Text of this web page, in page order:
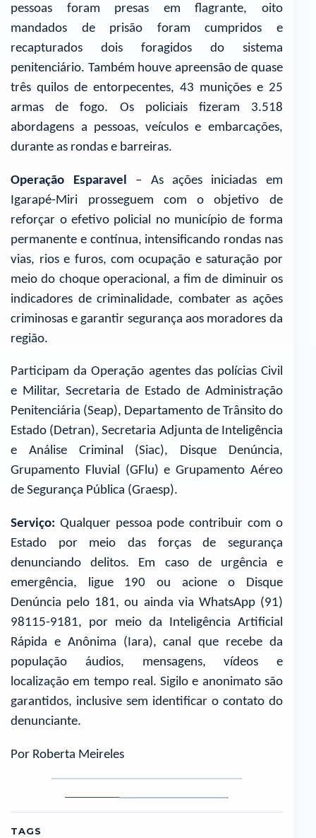
pessoas foram presas em flagrante, oito
mandados de prisão foram cumpridos e
recapturados dois foragidos do sistema
penitenciário. Também houve apreensão de quase
três quilos de entorpecentes, 43 munições e 25
armas de fogo. Os policiais fizeram 3.518
abordagens a pessoas, veículos e embarcações,
durante as rondas e barreiras.
Operação Esparavel
– As ações iniciadas em
Igarapé-Miri prosseguem com o objetivo de
reforçar o efetivo policial no município de forma
permanente e contínua, intensificando rondas nas
vias, rios e furos, com ocupação e saturação por
meio do choque operacional, a fim de diminuir os
indicadores de criminalidade, combater as ações
criminosas e garantir segurança aos moradores da
região.
Participam da Operação agentes das polícias Civil
e Militar, Secretaria de Estado de Administração
Penitenciária (Seap), Departamento de Trânsito do
Estado (Detran), Secretaria Adjunta de Inteligência
e Análise Criminal (Siac), Disque Denúncia,
Grupamento Fluvial (GFlu) e Grupamento Aéreo
de Segurança Pública (Graesp).
Serviço: Qualquer pessoa pode contribuir com o
Estado por meio das forças de segurança
denunciando delitos. Em caso de urgência e
emergência, ligue 190 ou acione o Disque
Denúncia pelo 181, ou ainda via WhatsApp (91)
98115-9181, por meio da Inteligência Artificial
Rápida e Anônima (Iara), canal que recebe da
população áudios, mensagens, vídeos e
localização em tempo real. Sigilo e anonimato são
garantidos, inclusive sem identificar o contato do
denunciante.
Por Roberta Meireles
1
2
3
TAGS